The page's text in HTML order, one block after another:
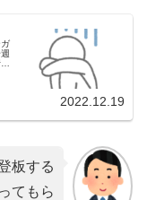
2022.12.19
板する
てもら